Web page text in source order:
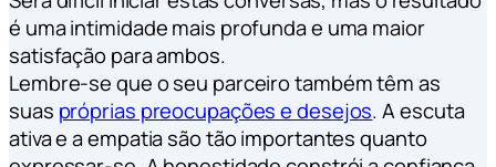
é uma intimidade mais profunda e uma maior
satisfação para ambos.
Lembre-se que o seu parceiro também têm as
suas próprias preocupações e desejos. A escuta
ativa e a empatia são tão importantes quanto